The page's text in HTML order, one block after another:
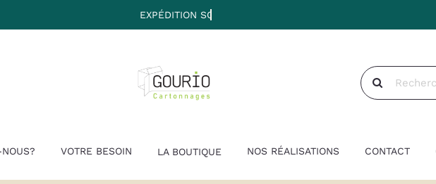
Rechercher:
VOTRE BESOIN LA BOUTIQUE NOS RÉALISATIONS CONTACT